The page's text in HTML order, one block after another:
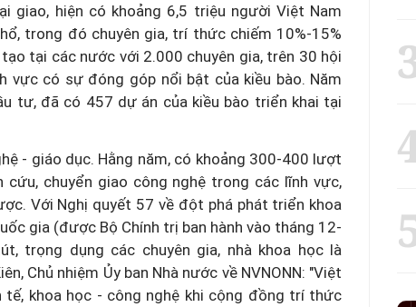
giao, hiện có khoảng 6,5 triệu người Việt Nam
trong đó chuyên gia, trí thức chiếm 10%-15%
tại các nước với 2.000 chuyên gia, trên 30 hội
vực có sự đóng góp nổi bật của kiều bào. Năm
tư, đã có 457 dự án của kiều bào triển khai tại
- giáo dục. Hằng năm, có khoảng 300-400 lượt
chuyển giao công nghệ trong các lĩnh vực,
Với Nghị quyết 57 về đột phá phát triển khoa
gia (được Bộ Chính trị ban hành vào tháng 12-
trọng dụng các chuyên gia, nhà khoa học là
Chủ nhiệm Ủy ban Nhà nước về NVNONN: "Việt
khoa học - công nghệ khi cộng đồng trí thức